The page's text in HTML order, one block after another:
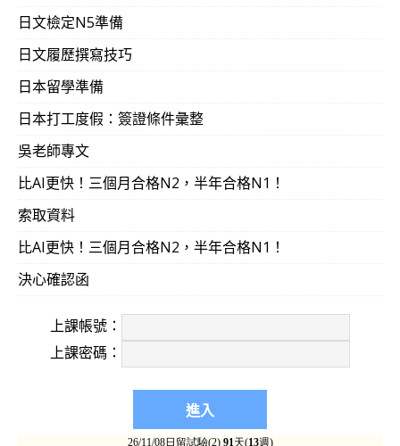
日文檢定N5準備
日文履歷撰寫技巧
日本留學準備
日本打工度假：簽證條件彙整
吳老師專文
比AI更快！三個月合格N2，半年合格N1！
索取資料
比AI更快！三個月合格N2，半年合格N1！
決心確認函
上課帳號：
上課密碼：